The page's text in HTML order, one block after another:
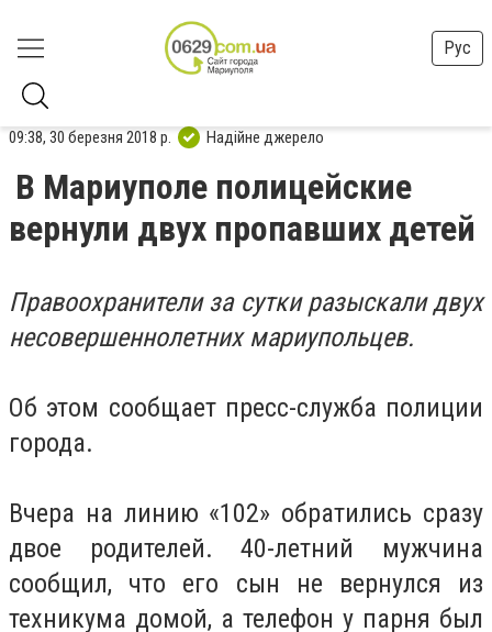
Рус
09:38, 30 березня 2018 р. Надійне джерело
В Мариуполе полицейские
вернули двух пропавших детей
Правоохранители за сутки разыскали двух
несовершеннолетних мариупольцев.
Об этом сообщает пресс-служба полиции
города.
Вчера на линию «102» обратились сразу
двое родителей. 40-летний мужчина
сообщил, что его сын не вернулся из
техникума домой, а телефон у парня был